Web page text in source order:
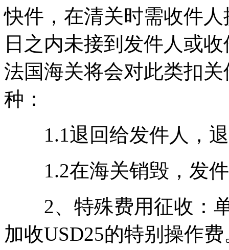
快件，在清关时需收件
日之内未接到发件人或
法国海关将会对此类扣
种：
1.1退回给发件人，退
1.2在海关销毁，发件
2、特殊费用征收：单
加收USD25的特别操作费